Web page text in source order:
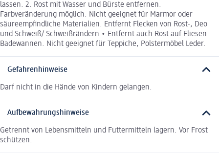
lassen. 2. Rost mit Wasser und Bürste entfernen.
Farbveränderung möglich. Nicht geeignet für Marmor oder
säureempfindliche Materialien. Entfernt Flecken von Rost-, Deo
und Schweiß/ Schweißrändern • Entfernt auch Rost auf Fliesen
Badewannen. Nicht geeignet für Teppiche, Polstermöbel Leder.
Gefahrenhinweise
Darf nicht in die Hände von Kindern gelangen.
Aufbewahrungshinweise
Getrennt von Lebensmitteln und Futtermitteln lagern. Vor Frost
schützen.